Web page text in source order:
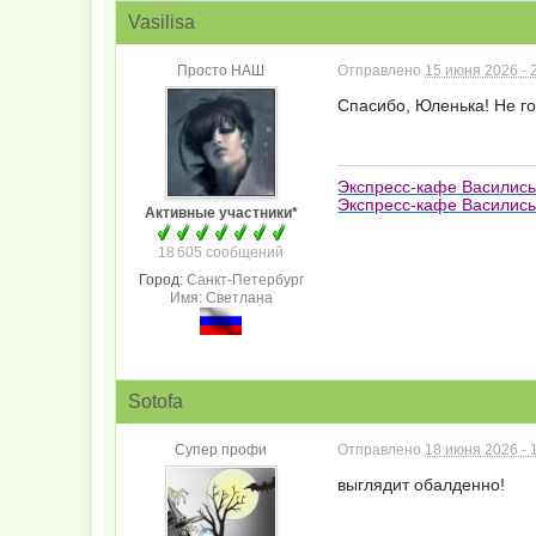
Vasilisa
Просто НАШ
Активные участники*
18 605 сообщений
Город: Санкт-Петербург
Имя: Светлана
Отправлено 15 июня 2026 -
Спасибо, Юленька! Не
Экспресс-кафе
Экспресс-кафе
Sotofa
Супер профи Отправлено 18 июня 2026 -
выглядит обалденно!